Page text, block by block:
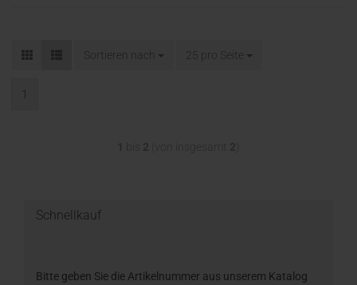
Sortieren nach 25 pro Seite
1
Schnellkauf
Bitte geben Sie die Artikelnummer aus unserem Katalog